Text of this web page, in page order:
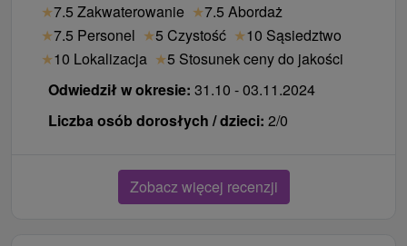
★7.5 Zakwaterowanie ★7.5 Abordaż
★7.5 Personel ★5 Czystość ★10 Sąsiedztwo
★10 Lokalizacja ★5 Stosunek ceny do jakości
Odwiedził w okresie: 31.10 - 03.11.2024
Liczba osób dorosłych / dzieci: 2/0
Zobacz więcej recenzji